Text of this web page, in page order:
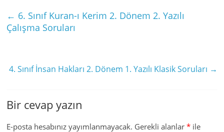
← 6. Sınıf Kuran-ı Kerim 2. Dönem 2. Yazılı
Çalışma Soruları
4. Sınıf İnsan Hakları 2. Dönem 1. Yazılı Klasik Soruları →
Bir cevap yazın
E-posta hesabınız yayımlanmayacak. Gerekli alanlar* ile